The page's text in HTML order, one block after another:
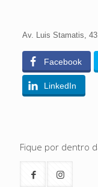
Av. Luis Stamatis,
Facebook
LinkedIn
Fique por dentro